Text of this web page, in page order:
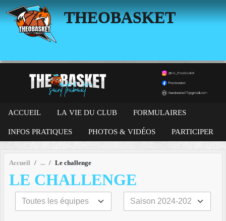
THEOBASKET
ACCUEIL LA VIE DU CLUB FORMULAIRES
INFOS PRATIQUES PHOTOS & VIDÉOS PARTICIPER
Accueil Le challenge
LE CHALLENGE
Panneau de gestion des cookies